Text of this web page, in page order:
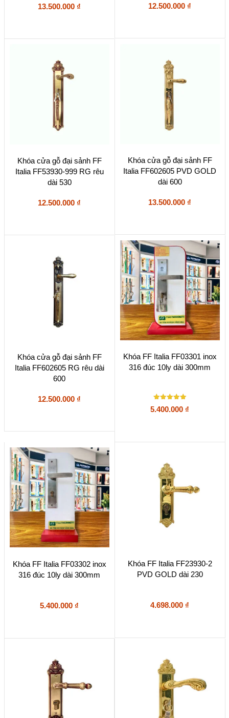
13.500.000 ₫ 12.500.000 ₫
Khóa cửa gỗ đại sảnh FF
Italia FF53930-999 RG rêu
dài 530
12.500.000 ₫
Khóa cửa gỗ đại sảnh FF
Italia FF602605 PVD GOLD
dài 600
13.500.000 ₫
Khóa cửa gỗ đại sảnh FF
Italia FF602605 RG rêu dài
600
12.500.000 ₫
Khóa FF Italia FF03301 inox
316 đúc 10ly dài 300mm
Được xếp
hạng
5.400.000 ₫
Khóa FF Italia FF03302 inox
316 đúc 10ly dài 300mm
5.400.000 ₫
Khóa FF Italia FF23930-2
PVD GOLD dài 230
4.698.000 ₫